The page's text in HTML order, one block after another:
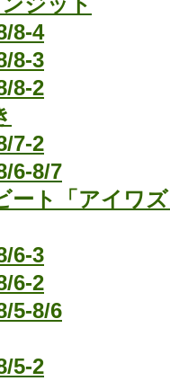
8-4
8-3
8-2
7-2
6-8/7
ート「アイワ
6-3
6-2
5-8/6
5-2